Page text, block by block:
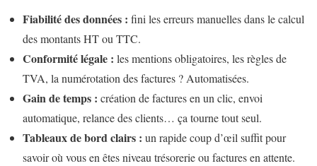
Fiabilité des données : fini les erreurs manuelles dans le calcul
des montants HT ou TTC.
Conformité légale : les mentions obligatoires, les règles de
TVA, la numérotation des factures ? Automatisées.
Gain de temps : création de factures en un clic, envoi
automatique, relance des clients… ça tourne tout seul.
Tableaux de bord clairs : un rapide coup d’œil suffit pour
savoir où vous en êtes niveau trésorerie ou factures en attente.